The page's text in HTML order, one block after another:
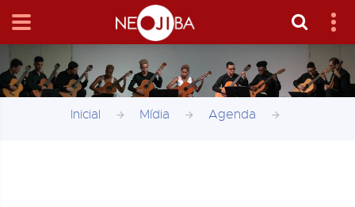
Inicial Mídia Agenda